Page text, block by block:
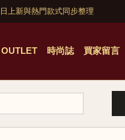
上新與熱門款式同步整理
OUTLET 時尚誌 買家留言